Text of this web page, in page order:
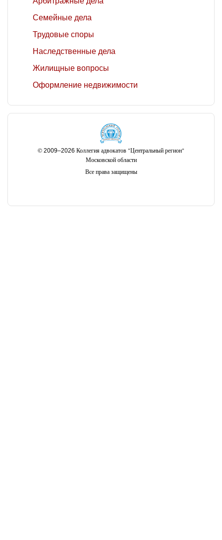
Семейные дела
Трудовые споры
Наследственные дела
Жилищные вопросы
Оформление недвижимости
© 2009–2026 Коллегия адвокатов "Центральный регион"
Московской области
Все права защищены